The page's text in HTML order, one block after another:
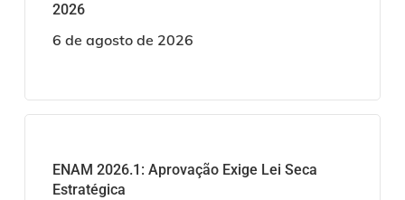
2026
6 de agosto de 2026
ENAM 2026.1: Aprovação Exige Lei Seca
Estratégica